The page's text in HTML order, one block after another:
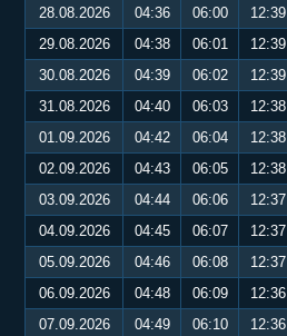
28.08.2026
04:36 06:00 12:39
29.08.2026
04:38 06:01 12:39
30.08.2026
04:39 06:02 12:39
31.08.2026
04:40 06:03 12:38
01.09.2026
04:42 06:04 12:38
02.09.2026
04:43 06:05 12:38
03.09.2026
04:44 06:06 12:37
04.09.2026
04:45 06:07 12:37
05.09.2026
04:46 06:08 12:37
06.09.2026
04:48 06:09 12:36
07.09.2026
04:49 06:10 12:36